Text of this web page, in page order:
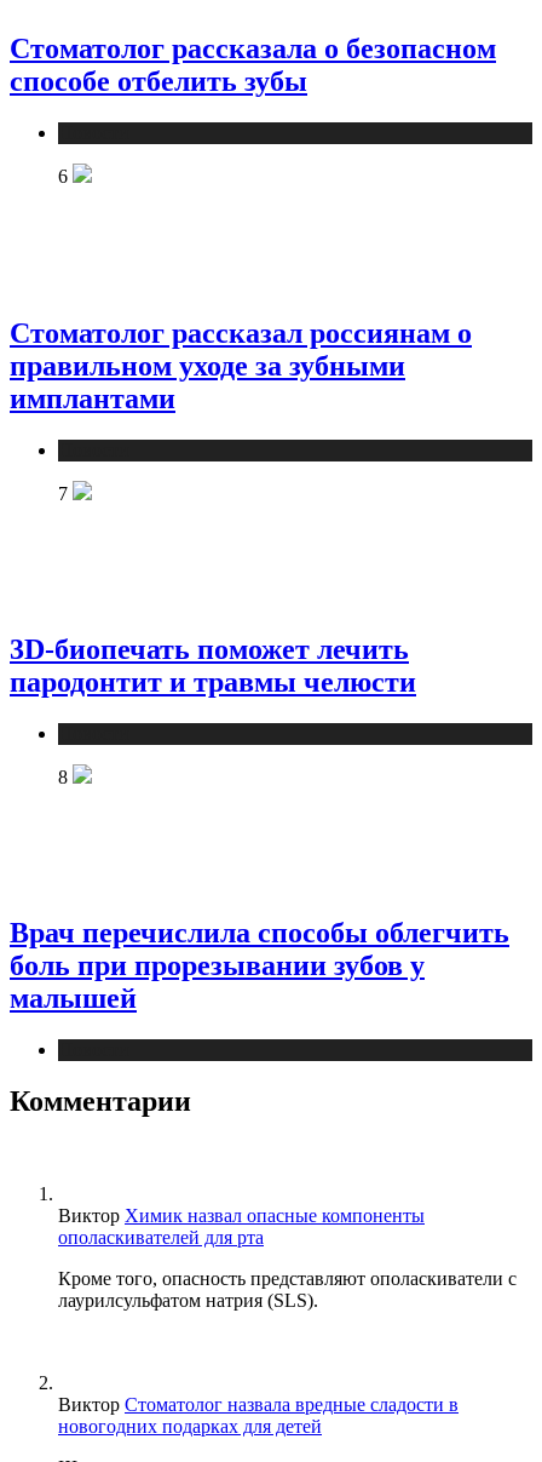
Стоматолог рассказала о безопасном
способе отбелить зубы
6
Стоматолог рассказал россиянам о
правильном уходе за зубными
имплантами
7
3D-биопечать поможет лечить
пародонтит и травмы челюсти
8
Врач перечислила способы облегчить
боль при прорезывании зубов у
малышей
Комментарии
Виктор Химик назвал опасные компоненты
ополаскивателей для рта
Кроме того, опасность представляют ополаскиватели с
лаурилсульфатом натрия (SLS).
Виктор Стоматолог назвала вредные сладости в
новогодних подарках для детей